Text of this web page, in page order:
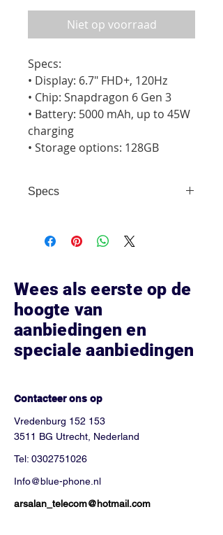
Niet op voorraad
Specs:
• Display: 6.7" FHD+, 120Hz
• Chip: Snapdragon 6 Gen 3
• Battery: 5000 mAh, up to 45W
charging
• Storage options: 128GB
Specs
Snapdragon 6 Gen 3 • Battery: 5000
mAh, up to 45W charging • Storage
Wees als eerste op de
hoogte van
aanbiedingen en
speciale aanbiedingen
Contacteer ons op
Vredenburg 152 153
3511 BG Utrecht, Nederland
Tel: 0302751026
Info@blue-phone.nl
arsalan_telecom@hotmail.com